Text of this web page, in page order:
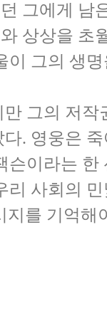
그에게 남
상상을 초
이 그의 생
그의 저작
. 영웅은
이라는 한
사회의